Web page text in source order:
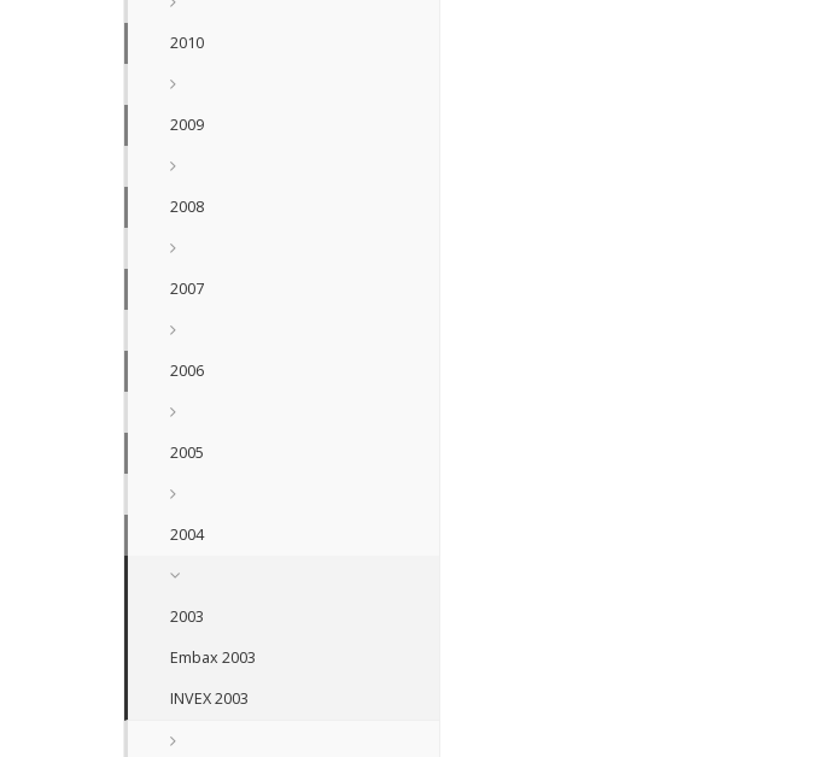
2010
2009
2008
2007
2006
2005
2004
2003
Embax 2003
INVEX 2003